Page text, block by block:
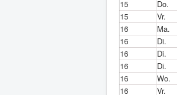
15
Do.
15
Vr.
16
Ma.
16
Di.
16
Di.
16
Di.
16
Wo.
16
Vr.